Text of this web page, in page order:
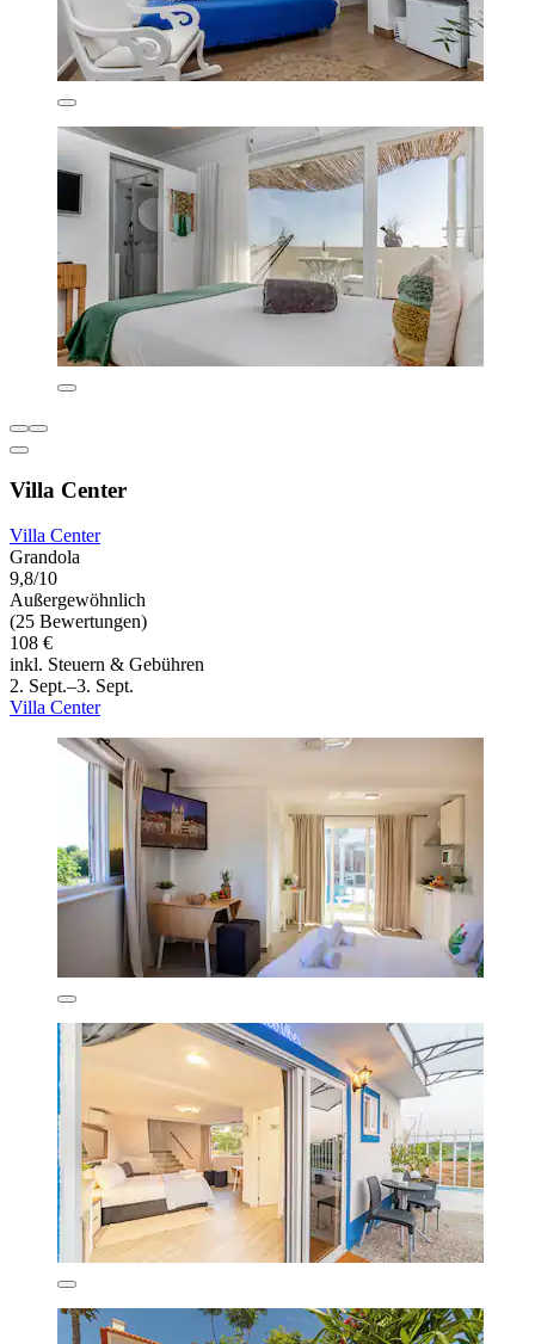
Villa Center
Villa Center
Grandola
9,8/10
Außergewöhnlich
(25 Bewertungen)
108 €
inkl. Steuern & Gebühren
2. Sept.–3. Sept.
Villa Center